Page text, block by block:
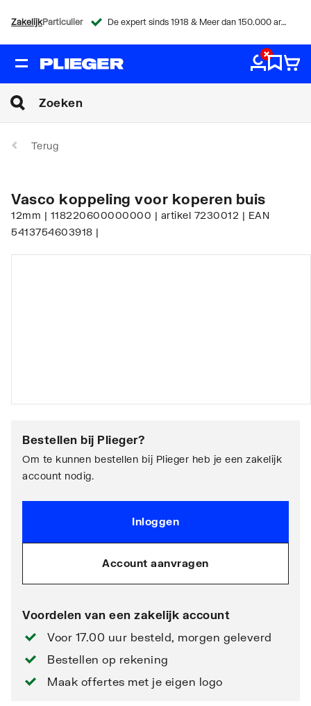
ZakelijkParticulier De expert sinds 1918 & Meer dan 150.000 artikelen
Terug
Vasco koppeling voor koperen buis
12mm | 118220600000000 | artikel 7230012 | EAN
5413754603918 |
Bestellen bij Plieger?
Om te kunnen bestellen bij Plieger heb je een zakelijk
account nodig.
Inloggen
Account aanvragen
Voordelen van een zakelijk account
Voor 17.00 uur besteld, morgen geleverd
Bestellen op rekening
Maak offertes met je eigen logo